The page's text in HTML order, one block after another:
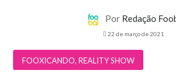
Por Redação
22 de março de 2021
FOOXICANDO,REALITY SHOW